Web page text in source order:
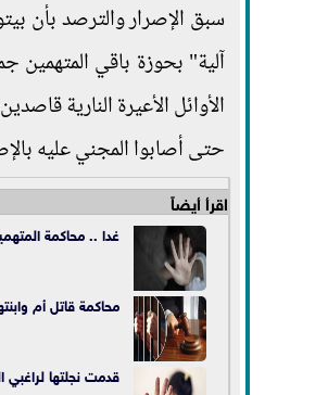
سبق الإصرار والترصد بأن
آلية" بحوزة باقي المتهمين
الأوائل الأعيرة النارية
حتى أصابوا المجني عليه
اقرأ أيضاً
غدا .. محاكمة
محاكمة قاتل أم
قدمت نجلتها